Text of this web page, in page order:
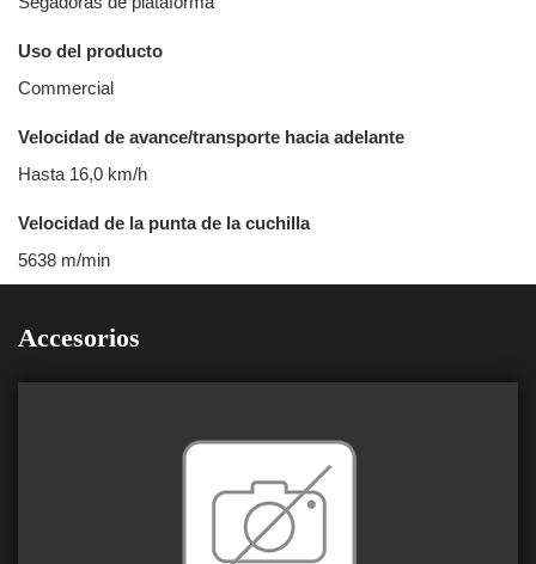
Uso del producto
Commercial
Velocidad de avance/transporte hacia adelante
Hasta 16,0 km/h
Velocidad de la punta de la cuchilla
5638 m/min
Accesorios